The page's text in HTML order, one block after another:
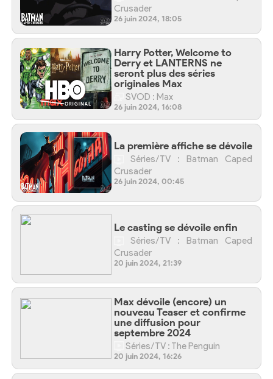
Crusader
26 juin 2024, 18:05
Harry Potter, Welcome to
Derry et LANTERNS ne
seront plus des séries
originales Max
SVOD : Max
26 juin 2024, 16:08
La première affiche se dévoile
Séries/TV : Batman Caped
Crusader
26 juin 2024, 00:45
Le casting se dévoile enfin
Séries/TV : Batman Caped
Crusader
20 juin 2024, 21:39
Max dévoile (encore) un
nouveau Teaser et confirme
une diffusion pour
septembre 2024
Séries/TV : The Penguin
20 juin 2024, 16:26